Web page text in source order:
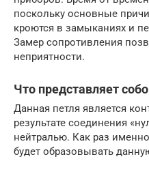
поскольку основные
кроются в замыканиях и
Замер сопротивления
неприятности.
Что представляет
Данная петля является
результате соединения
нейтралью. Как раз
будет образовывать